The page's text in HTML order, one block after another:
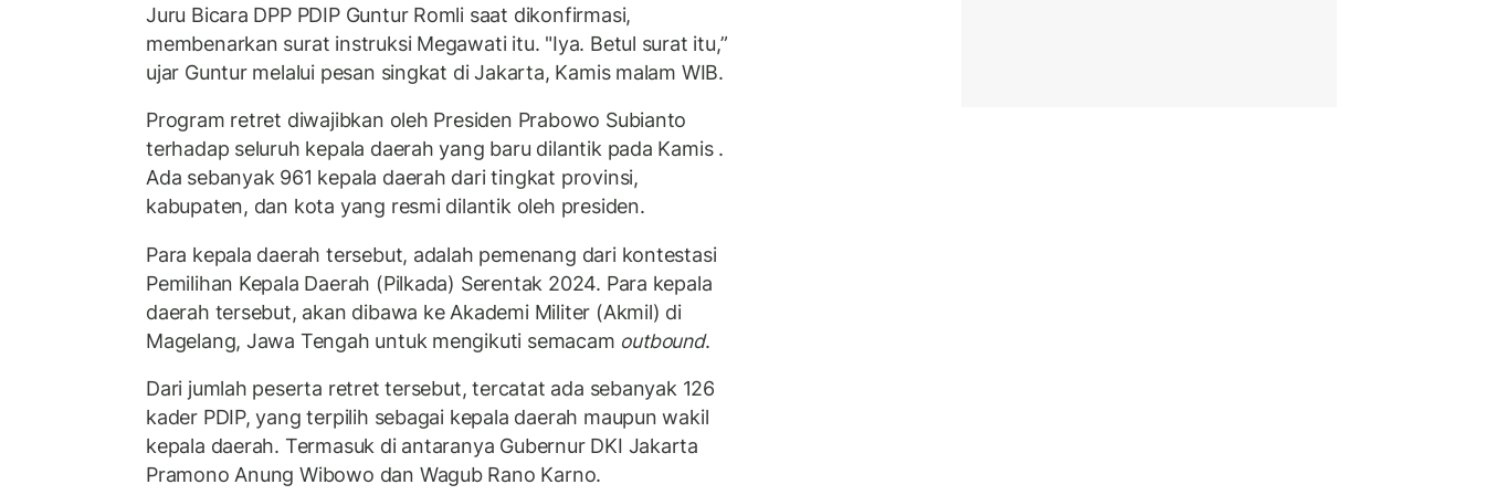
Juru Bicara DPP PDIP Guntur Romli saat dikonfirmasi,
membenarkan surat instruksi Megawati itu. "Iya. Betul surat itu,”
ujar Guntur melalui pesan singkat di Jakarta, Kamis malam WIB.
Program retret diwajibkan oleh Presiden Prabowo Subianto
terhadap seluruh kepala daerah yang baru dilantik pada Kamis .
Ada sebanyak 961 kepala daerah dari tingkat provinsi,
kabupaten, dan kota yang resmi dilantik oleh presiden.
Para kepala daerah tersebut, adalah pemenang dari kontestasi
Pemilihan Kepala Daerah (Pilkada) Serentak 2024. Para kepala
daerah tersebut, akan dibawa ke Akademi Militer (Akmil) di
Magelang, Jawa Tengah untuk mengikuti semacam outbound.
Dari jumlah peserta retret tersebut, tercatat ada sebanyak 126
kader PDIP, yang terpilih sebagai kepala daerah maupun wakil
kepala daerah. Termasuk di antaranya Gubernur DKI Jakarta
Pramono Anung Wibowo dan Wagub Rano Karno.